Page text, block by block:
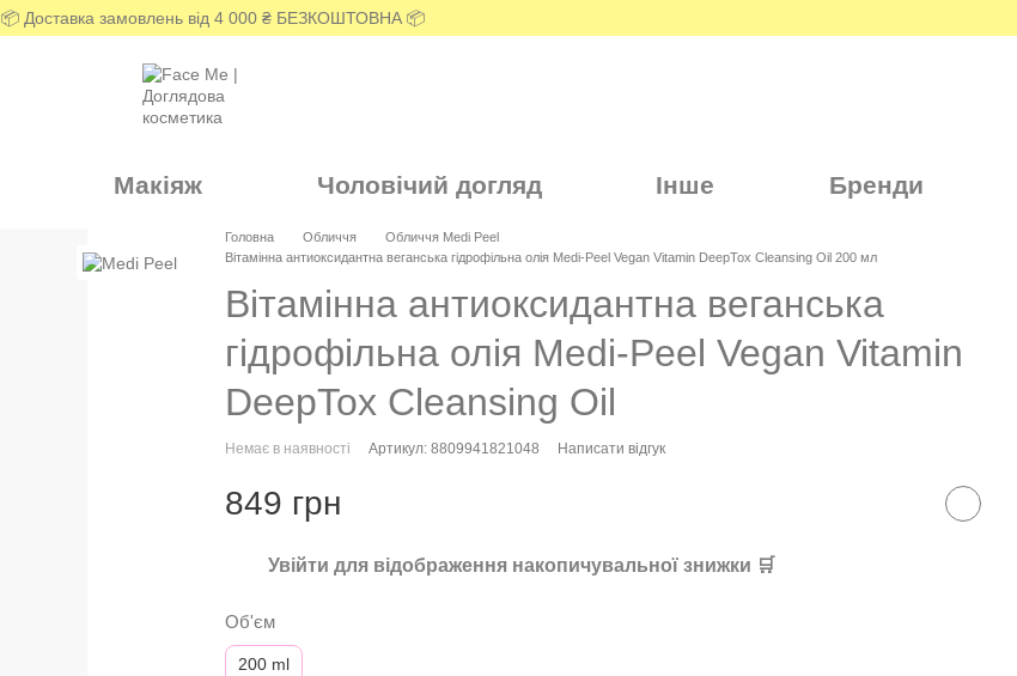
📦 Доставка замовлень від 4 000 ₴ БЕЗКОШТОВНА 📦
Макіяж Чоловічий догляд Інше Бренди
Головна Обличчя
Обличчя Medi Peel
Вітамінна антиоксидантна веганська гідрофільна олія Medi-Peel Vegan Vitamin DeepTox Cleansing Oil 200 мл
Вітамінна антиоксидантна веганська
гідрофільна олія Medi-Peel Vegan Vitamin
DeepTox Cleansing Oil
Немає в наявності Артикул: 8809941821048 Написати відгук
849 грн
Увійти для відображення накопичувальної знижки 🛒
Об'єм
200 ml